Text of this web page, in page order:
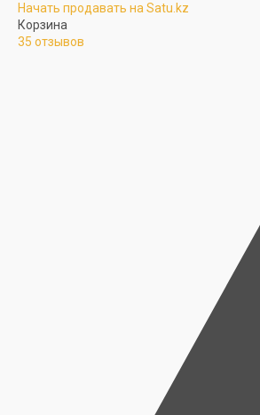
Начать продавать на Satu.kz
Корзина
35 отзывов